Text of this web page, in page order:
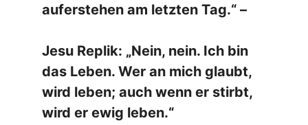
auferstehen am letzten Tag.“ –
Jesu Replik: „Nein, nein. Ich bin
das Leben. Wer an mich glaubt,
wird leben; auch wenn er stirbt,
wird er ewig leben.“